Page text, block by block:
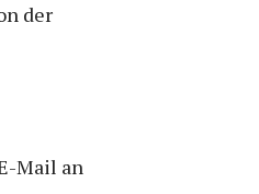
der
Mail an